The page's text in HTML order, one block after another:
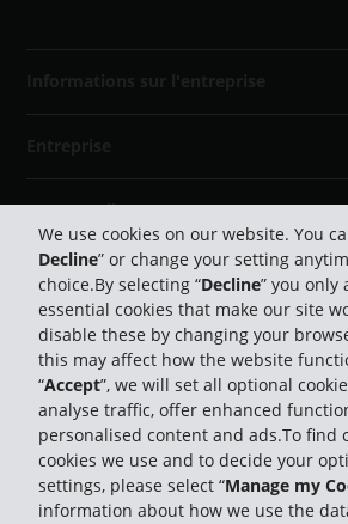
We use cookies on our website. You
Decline” or change your setting
choice.By selecting “Decline” you only
essential cookies that make our site
disable these by changing your
this may affect how the website
“Accept”, we will set all optional
analyse traffic, offer enhanced
personalised content and ads.To find
cookies we use and to decide your
settings, please select “Manage my
information about how we use the
Support client
Réserver avec Hertz
© 2026 The Hertz System, Inc.
Politique de confidentialité
| Conditions
Conditions de location
| Informations tarifaires
Gérer mes cookies